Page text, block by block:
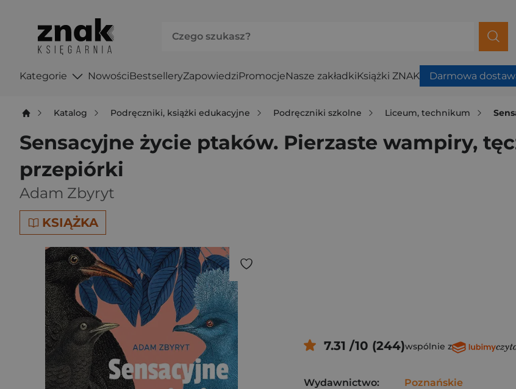
Kategorie NowościBestselleryZapowiedziPromocjeNasze zakładkiKsiążki ZNAK Darmowa
Katalog Podręczniki, książki edukacyjne Podręczniki szkolne Liceum, technikum
Sensacyjne życie ptaków. Pierzaste wampiry,
przepiórki
Adam Zbyryt
KSIĄŻKA
7.31 /10 (244)wspólnie z
Wydawnictwo: Poznańskie